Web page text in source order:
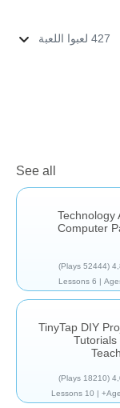
427 لعبوا اللعبة
See all
Technology
Computer
(52444 Plays)
6 Lessons
TinyTap DIY
Tutorials
(18210 Plays)
10 Lessons